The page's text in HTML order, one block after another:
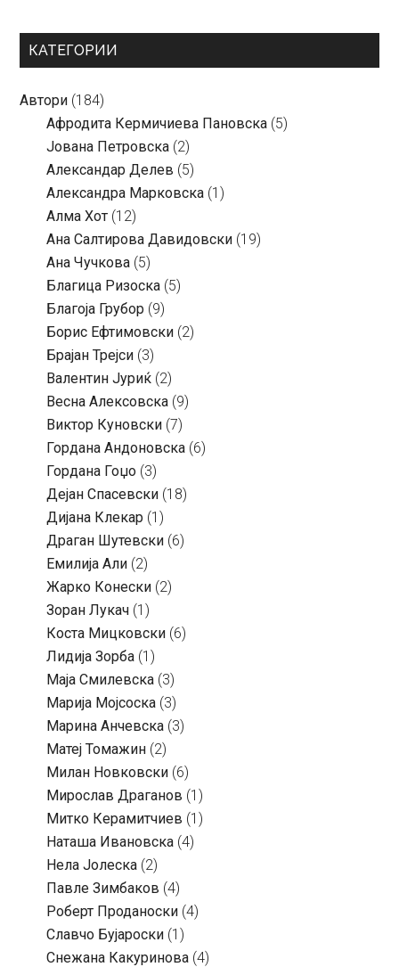
КАТЕГОРИИ
Автори (184)
Aфродита Кермичиева Пановска (5)
Јована Петровска (2)
Александар Делев (5)
Александра Марковска (1)
Алма Хот (12)
Ана Салтирова Давидовски (19)
Ана Чучкова (5)
Благица Ризоска (5)
Благоја Грубор (9)
Борис Ефтимовски (2)
Брајан Трејси (3)
Валентин Јуриќ (2)
Весна Алексовска (9)
Виктор Куновски (7)
Гордана Андоновска (6)
Гордана Гоџо (3)
Дејан Спасевски (18)
Дијана Клекар (1)
Драган Шутевски (6)
Емилија Али (2)
Жарко Конески (2)
Зоран Лукач (1)
Коста Мицковски (6)
Лидија Зорба (1)
Маја Смилевска (3)
Марија Мојсоска (3)
Марина Анчевска (3)
Матеј Томажин (2)
Милан Новковски (6)
Мирослав Драганов (1)
Митко Керамитчиев (1)
Наташа Ивановска (4)
Нела Јолеска (2)
Павле Зимбаков (4)
Роберт Проданоски (4)
Славчо Бујароски (1)
Снежана Какуринова (4)